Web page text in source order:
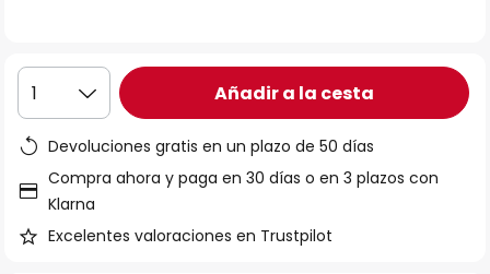
imágenes
1 Añadir a la cesta
Devoluciones gratis en un plazo de 50 días
Compra ahora y paga en 30 días o en 3 plazos con
Klarna
Excelentes valoraciones en Trustpilot